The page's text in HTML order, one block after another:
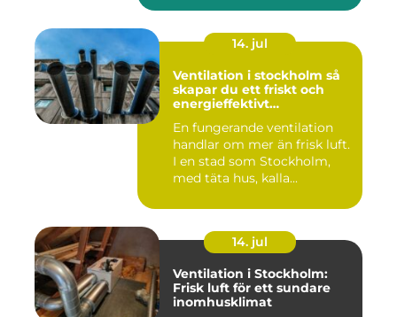
14. jul
Ventilation i stockholm så
skapar du ett friskt och
energieffektivt
En fungerande ventilation
handlar om mer än frisk luft.
I en stad som Stockholm,
med täta hus, kalla...
14. jul
Ventilation i Stockholm:
Frisk luft för ett sundare
inomhusklimat